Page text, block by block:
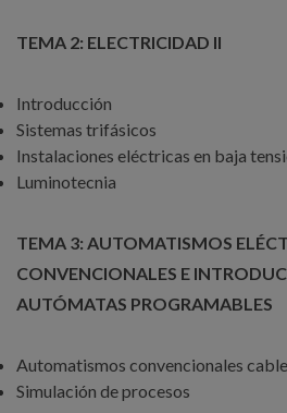
TEMA 2: ELECTRICIDAD II
Introducción
Sistemas trifásicos
Instalaciones eléctricas en baja
Luminotecnia
TEMA 3: AUTOMATISMOS
CONVENCIONALES E
AUTÓMATAS PROGRAMABLES
Automatismos convencionales
Simulación de procesos